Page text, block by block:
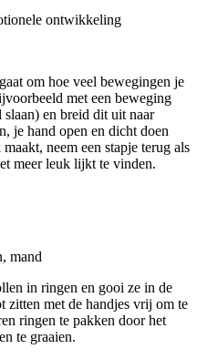
ontwikkeling
om hoe veel bewegingen je
met een beweging
en breid dit uit naar
je hand open en dicht doen
neem een stapje terug als
meer leuk lijkt te vinden.
mand
in ringen en gooi ze in de
zitten met de handjes vrij om te
ringen te pakken door het
te graaien.